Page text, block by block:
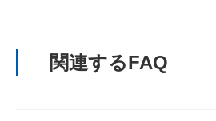
関連するFAQ